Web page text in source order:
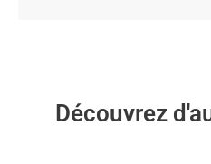
Découvrez